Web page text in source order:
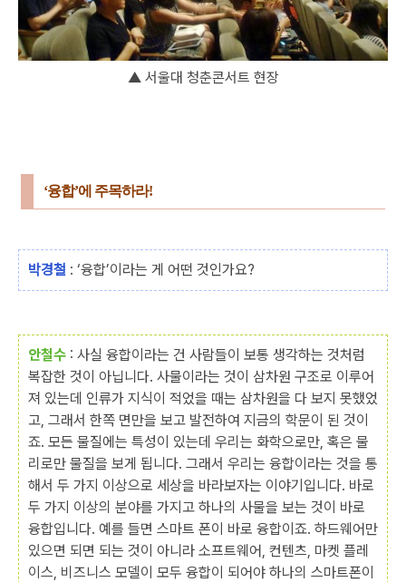
▲ 서울대 청춘콘서트 현장
‘융합’에 주목하라!
박경철 : ‘융합’이라는 게 어떤 것인가요?
안철수 : 사실 융합이라는 건 사람들이 보통 생각하는 것처럼
복잡한 것이 아닙니다. 사물이라는 것이 삼차원 구조로 이루어
져 있는데 인류가 지식이 적었을 때는 삼차원을 다 보지 못했었
고, 그래서 한쪽 면만을 보고 발전하여 지금의 학문이 된 것이
죠. 모든 물질에는 특성이 있는데 우리는 화학으로만, 혹은 물
리로만 물질을 보게 됩니다. 그래서 우리는 융합이라는 것을 통
해서 두 가지 이상으로 세상을 바라보자는 이야기입니다. 바로
두 가지 이상의 분야를 가지고 하나의 사물을 보는 것이 바로
융합입니다. 예를 들면 스마트 폰이 바로 융합이죠. 하드웨어만
있으면 되면 되는 것이 아니라 소프트웨어, 컨텐츠, 마켓 플레
이스, 비즈니스 모델이 모두 융합이 되어야 하나의 스마트폰이